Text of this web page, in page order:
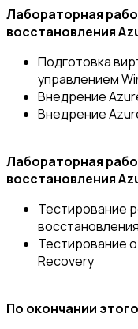
Лабораторная
восстановления
Подготовка
управлением
Внедрение
Внедрение
Лабораторная
восстановления
Тестирование
Тестирование
Recovery
По окончании